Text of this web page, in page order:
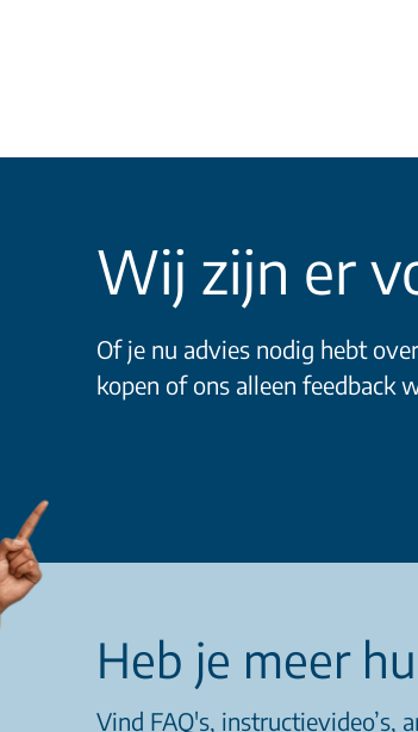
Wij zijn er
Of je nu advies nodig hebt
kopen of ons alleen feedback
Heb je meer
Vind FAQ's, instructievideo’s,